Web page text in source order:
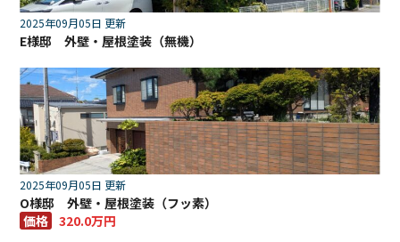
2025年09月05日 更新
E様邸 外壁・屋根塗装（無機）
2025年09月05日 更新
O様邸 外壁・屋根塗装（フッ素）
価格
320.0万円